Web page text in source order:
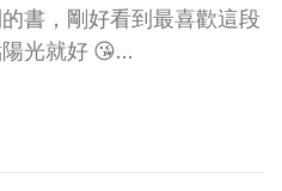
書，剛好看到最喜歡這段
光就好 😘...